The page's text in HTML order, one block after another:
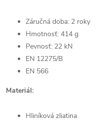
Záručná doba: 2 roky
Hmotnosť: 414 g
Pevnosť: 22 kN
EN 12275/B
EN 566
Materiál:
Hliníková zliatina